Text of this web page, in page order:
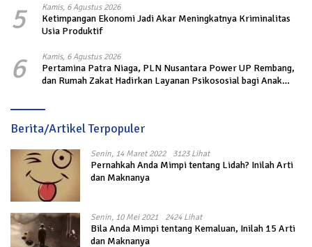
5 Kamis, 6 Agustus 2026
Ketimpangan Ekonomi Jadi Akar Meningkatnya Kriminalitas
Usia Produktif
6 Kamis, 6 Agustus 2026
Pertamina Patra Niaga, PLN Nusantara Power UP Rembang,
dan Rumah Zakat Hadirkan Layanan Psikososial bagi Anak
Berita/Artikel Terpopuler
Senin, 14 Maret 2022 3123 Lihat
Pernahkah Anda Mimpi tentang Lidah? Inilah Arti
dan Maknanya
Senin, 10 Mei 2021 2424 Lihat
Bila Anda Mimpi tentang Kemaluan, Inilah 15 Arti
dan Maknanya